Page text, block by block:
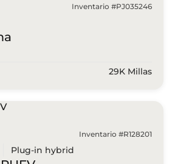
Inventario #PJ035246
29K Millas
Inventario #R128201
Plug-in hybrid